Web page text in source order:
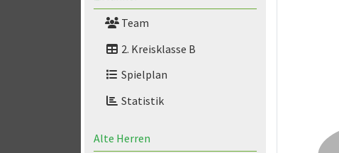
Team
2. Kreisklasse B
Spielplan
Statistik
Alte Herren